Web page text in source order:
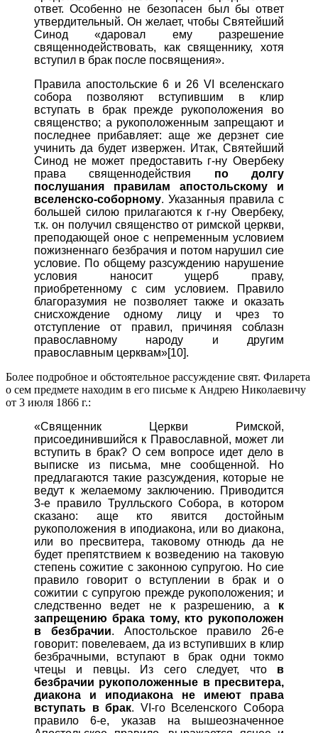
ответ. Особенно не безопасен был бы ответ
утвердительный. Он желает, чтобы Святейший
Синод «даровал ему разрешение
священнодействовать, как священнику, хотя
вступил в брак после посвящения».
Правила апостольские 6 и 26 VI вселенскаго
собора позволяют вступившим в клир
вступать в брак прежде рукоположения во
священство; а рукоположенным запрещают и
последнее прибавляет: аще же дерзнет сие
учинить да будет извержен. Итак, Святейший
Синод не может предоставить г-ну Овербеку
права священнодействия по долгу
послушания правилам апостольскому и
вселенско-соборному. Указанныя правила с
большей силою прилагаются к г-ну Овербеку,
т.к. он получил священство от римской церкви,
преподающей оное с непременным условием
пожизненнаго безбрачия и потом нарушил сие
условие. По общему разсуждению нарушение
условия наносит ущерб праву,
приобретенному с сим условием. Правило
благоразумия не позволяет также и оказать
снисхождение одному лицу и чрез то
отступление от правил, причиняя соблазн
православному народу и другим
православным церквам»[10].
Более подробное и обстоятельное рассуждение свят. Филарета
о сем предмете находим в его письме к Андрею Николаевичу
от 3 июля 1866 г.:
«Священник Церкви Римской,
присоединившийся к Православной, может ли
вступить в брак? О сем вопросе идет дело в
выписке из письма, мне сообщенной. Но
предлагаются такие разсуждения, которые не
ведут к желаемому заключению. Приводится
3-е правило Трулльского Собора, в котором
сказано: аще кто явится достойным
рукоположения в иподиакона, или во диакона,
или во пресвитера, таковому отнюдь да не
будет препятствием к возведению на таковую
степень сожитие с законною супругою. Но сие
правило говорит о вступлении в брак и о
сожитии с супругою прежде рукоположения; и
следственно ведет не к разрешению, а к
запрещению брака тому, кто рукоположен
в безбрачии. Апостольское правило 26-е
говорит: повелеваем, да из вступивших в клир
безбрачными, вступают в брак одни токмо
чтецы и певцы. Из сего следует, что в
безбрачии рукоположенные в пресвитера,
диакона и иподиакона не имеют права
вступать в брак. VI-го Вселенского Собора
правило 6-е, указав на вышеозначенное